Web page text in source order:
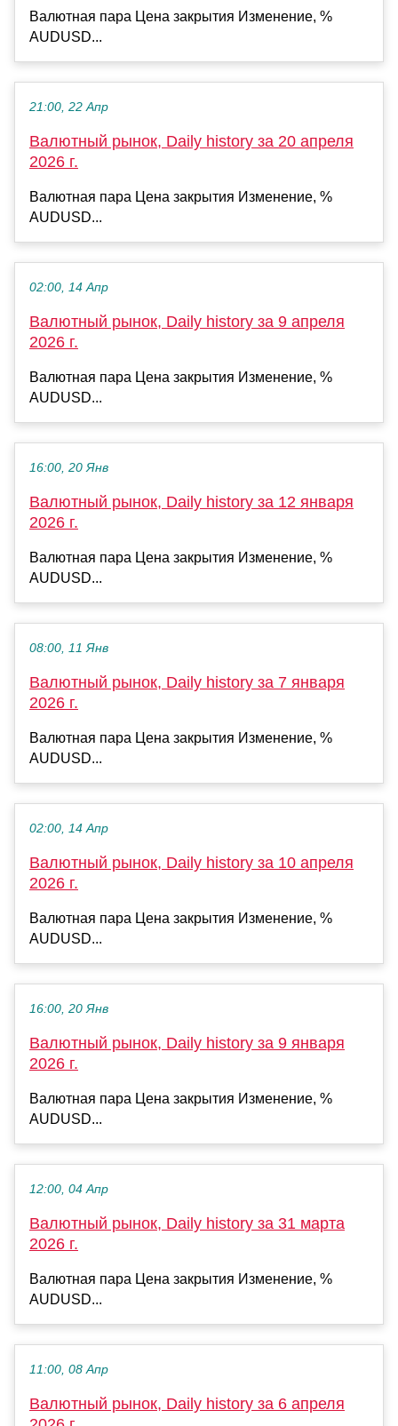
Валютная пара Цена закрытия Изменение, %
AUDUSD...
21:00, 22 Апр
Валютный рынок, Daily history за 20 апреля
2026 г.
Валютная пара Цена закрытия Изменение, %
AUDUSD...
02:00, 14 Апр
Валютный рынок, Daily history за 9 апреля
2026 г.
Валютная пара Цена закрытия Изменение, %
AUDUSD...
16:00, 20 Янв
Валютный рынок, Daily history за 12 января
2026 г.
Валютная пара Цена закрытия Изменение, %
AUDUSD...
08:00, 11 Янв
Валютный рынок, Daily history за 7 января
2026 г.
Валютная пара Цена закрытия Изменение, %
AUDUSD...
02:00, 14 Апр
Валютный рынок, Daily history за 10 апреля
2026 г.
Валютная пара Цена закрытия Изменение, %
AUDUSD...
16:00, 20 Янв
Валютный рынок, Daily history за 9 января
2026 г.
Валютная пара Цена закрытия Изменение, %
AUDUSD...
12:00, 04 Апр
Валютный рынок, Daily history за 31 марта
2026 г.
Валютная пара Цена закрытия Изменение, %
AUDUSD...
11:00, 08 Апр
Валютный рынок, Daily history за 6 апреля